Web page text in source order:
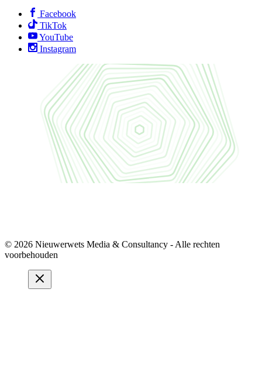
Facebook
TikTok
YouTube
Instagram
© 2026 Nieuwerwets Media & Consultancy - Alle rechten
voorbehouden